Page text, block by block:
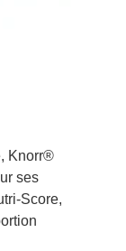
Knorr®
ses
Score,